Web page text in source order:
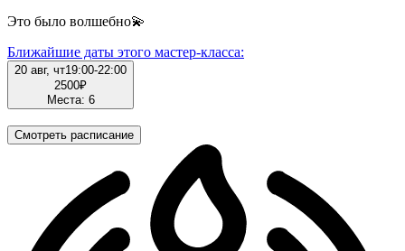
Это было волшебно💫
Ближайшие даты этого мастер‑класса:
20 авг, чт19:00-22:00
2500₽
Места: 6
Смотреть расписание